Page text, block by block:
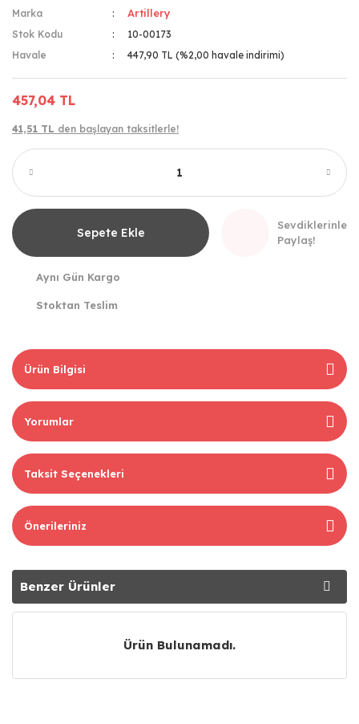
Marka Artillery
Stok Kodu
10-00173
Havale
447,90 TL (%2,00 havale indirimi)
457,04 TL
41,51 TL den başlayan taksitlerle!
Sepete Ekle
Sevdiklerinle
Paylaş!
Aynı Gün Kargo
Stoktan Teslim
Ürün Bilgisi
Yorumlar
Taksit Seçenekleri
Önerileriniz
Benzer Ürünler
Tavsiye Ürünler
Ürün Bulunamadı.